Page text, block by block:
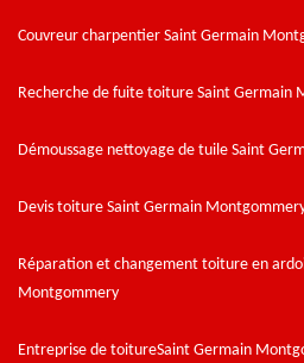
Couvreur charpentier Saint Germain
Recherche de fuite toiture Saint Germain
Démoussage nettoyage de tuile Saint
Devis toiture Saint Germain
Réparation et changement toiture en
Montgommery
Entreprise de toitureSaint Germain